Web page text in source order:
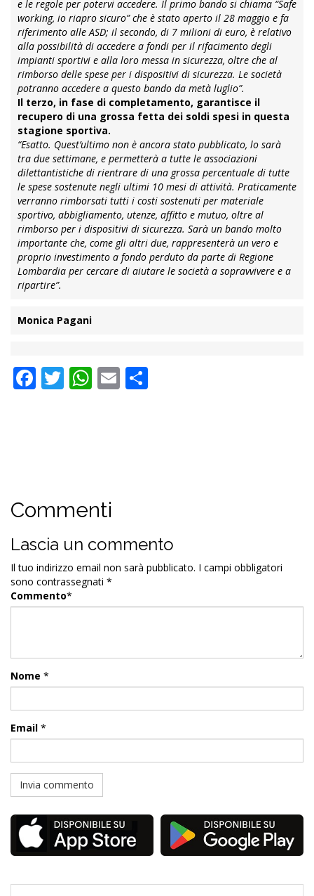
e le regole per potervi accedere. Il primo bando si chiama “Safe
working, io riapro sicuro” che è stato aperto il 28 maggio e fa
riferimento alle ASD; il secondo, di 7 milioni di euro, è relativo
alla possibilità di accedere a fondi per il rifacimento degli
impianti sportivi e alla loro messa in sicurezza, oltre che al
rimborso delle spese per i dispositivi di sicurezza. Le società
potranno accedere a questo bando da metà luglio”.
Il terzo, in fase di completamento, garantisce il
recupero di una grossa fetta dei soldi spesi in questa
stagione sportiva.
“Esatto. Quest’ultimo non è ancora stato pubblicato, lo sarà
tra due settimane, e permetterà a tutte le associazioni
dilettantistiche di rientrare di una grossa percentuale di tutte
le spese sostenute negli ultimi 10 mesi di attività. Praticamente
verranno rimborsati tutti i costi sostenuti per materiale
sportivo, abbigliamento, utenze, affitto e mutuo, oltre al
rimborso per i dispositivi di sicurezza. Sarà un bando molto
importante che, come gli altri due, rappresenterà un vero e
proprio investimento a fondo perduto da parte di Regione
Lombardia per cercare di aiutare le società a sopravvivere e a
ripartire”.
Monica Pagani
Facebook
Twitter
WhatsApp
Email
Commenti
Lascia un commento
Il tuo indirizzo email non sarà pubblicato. I campi obbligatori
sono contrassegnati *
Commento*
Nome *
Email *